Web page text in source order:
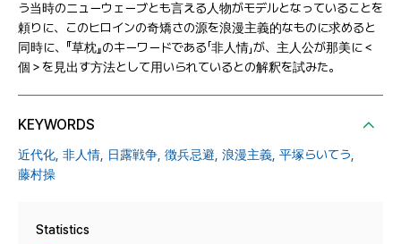
う当時のニューウェーブとも言える人物がモデルとなっていることを
頼りに、このヒロインの奇矯さの源を浪漫主義的なものに求めると
同時に、『草枕』のキーワードである「非人情」が、主人公が那美に＜
個＞を見出す方法として用いられているとの解釈を試みた。
KEYWORDS
近代化, 非人情, 日露戦争, 徴兵忌避, 浪漫主義, 平塚らいてう,
藤村操
Statistics